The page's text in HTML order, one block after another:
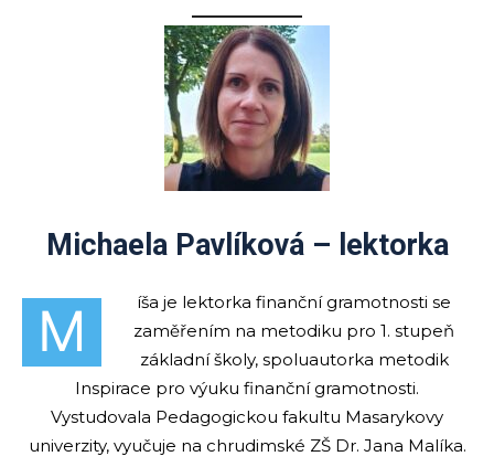
Michaela Pavlíková – lektorka
M
íša je lektorka finanční gramotnosti se
zaměřením na metodiku pro 1. stupeň
základní školy, spoluautorka metodik
Inspirace pro výuku finanční gramotnosti.
Vystudovala Pedagogickou fakultu Masarykovy
univerzity, vyučuje na chrudimské ZŠ Dr. Jana Malíka.